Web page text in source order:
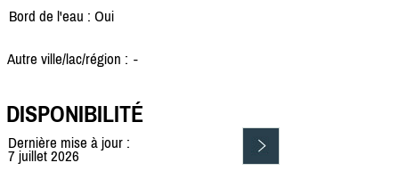
Bord de l'eau : Oui
Autre ville/lac/région : -
DISPONIBILITÉ
Dernière mise à jour :
7 juillet 2026